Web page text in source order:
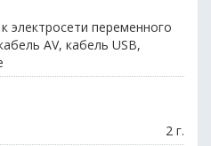
электросети переменного
AV, кабель USB,
2 г.